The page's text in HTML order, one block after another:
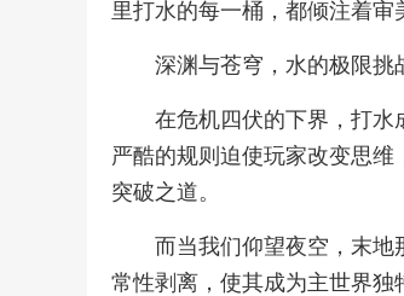
里打水的每一桶，都倾注着审
深渊与苍穹，水的极限挑
在危机四伏的下界，打水
严酷的规则迫使玩家改变思
突破之道。
而当我们仰望夜空，末地
常性剥离，使其成为主世界独